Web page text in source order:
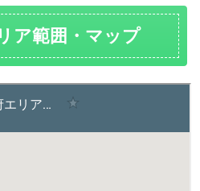
ア範囲・マップ